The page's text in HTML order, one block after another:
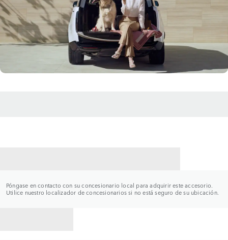
Póngase en contacto con su concesionario local para adquirir este accesorio.
Utilice nuestro localizador de concesionarios si no está seguro de su ubicación.